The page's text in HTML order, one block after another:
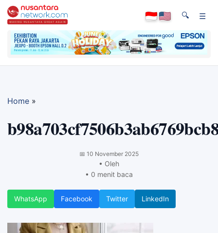
🔍 ☰
Home »
📅 10 November 2025
• Oleh
• 0 menit baca
WhatsApp Facebook Twitter LinkedIn